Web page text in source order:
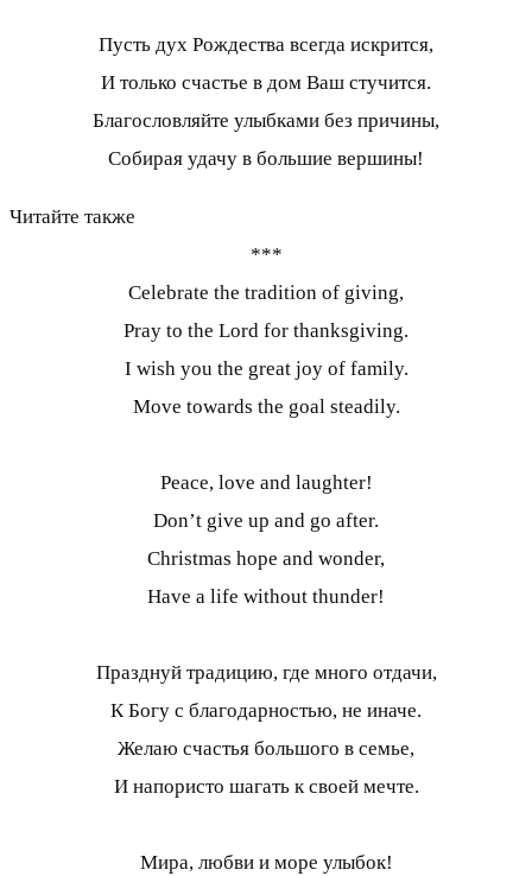
Пусть дух Рождества всегда искрится,
И только счастье в дом Ваш стучится.
Благословляйте улыбками без причины,
Собирая удачу в большие вершины!
Читайте также
***
Celebrate the tradition of giving,
Pray to the Lord for thanksgiving.
I wish you the great joy of family.
Move towards the goal steadily.
Peace, love and laughter!
Don’t give up and go after.
Christmas hope and wonder,
Have a life without thunder!
Празднуй традицию, где много отдачи,
К Богу с благодарностью, не иначе.
Желаю счастья большого в семье,
И напористо шагать к своей мечте.
Мира, любви и море улыбок!